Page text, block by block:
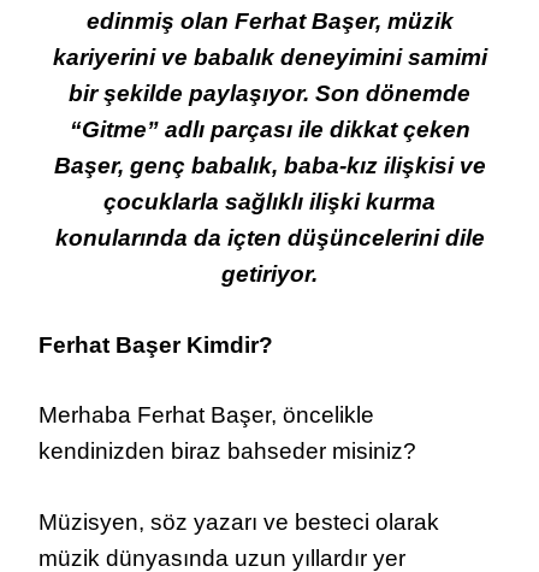
MÜZIK,
BABALIK
VE
HAYAT
ÜZERINE
edinmiş olan Ferhat Başer, müzik
kariyerini ve babalık deneyimini samimi
bir şekilde paylaşıyor. Son dönemde
“Gitme” adlı parçası ile dikkat çeken
Başer, genç babalık, baba-kız ilişkisi ve
çocuklarla sağlıklı ilişki kurma
konularında da içten düşüncelerini dile
getiriyor.
Ferhat Başer Kimdir?
Merhaba Ferhat Başer, öncelikle
kendinizden biraz bahseder misiniz?
Müzisyen, söz yazarı ve besteci olarak
müzik dünyasında uzun yıllardır yer